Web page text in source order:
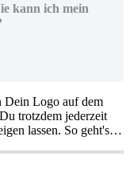
kann ich mein
Dein Logo auf dem
trotzdem jederzeit
lassen. So geht's…